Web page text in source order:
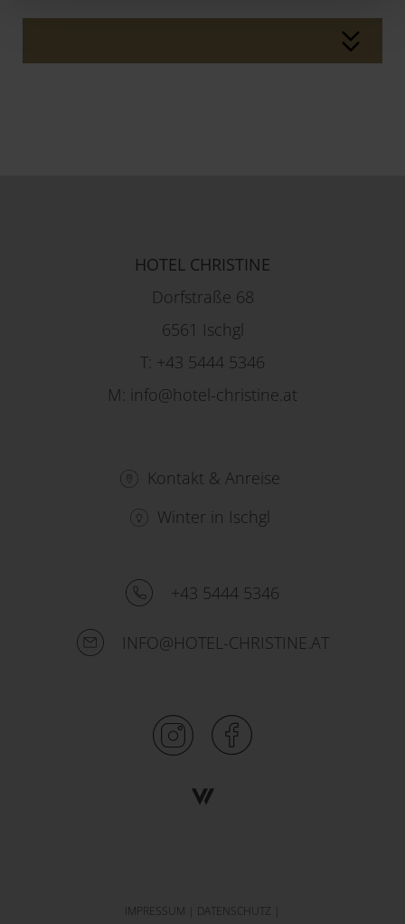
HOTEL CHRISTINE
Dorfstraße 68
6561 Ischgl
T: +43 5444 5346
M: info@hotel-christine.at
Kontakt & Anreise
Winter in Ischgl
+43 5444 5346
INFO@HOTEL-CHRISTINE.AT
IMPRESSUM DATENSCHUTZ